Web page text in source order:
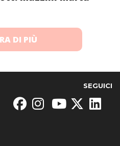
DI PIÙ
SEGUICI